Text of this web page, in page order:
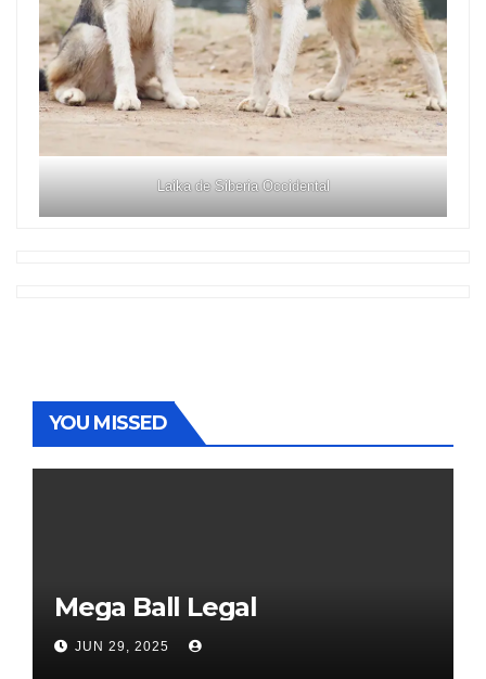
Laika de Siberia Occidental
YOU MISSED
Mega Ball Legal
JUN 29, 2025